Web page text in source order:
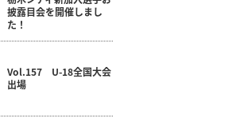
披露目会を開催しまし
た！
Vol.157 U-18全国大会
出場